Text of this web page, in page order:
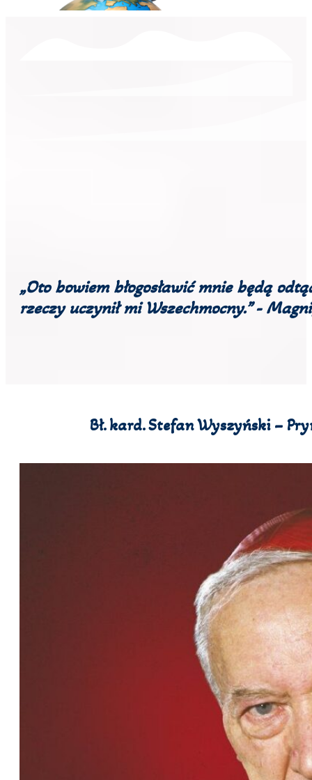
„Oto bowiem błogosławić mnie będą
rzeczy uczynił mi Wszechmocny.” -
Bł. kard. Stefan Wyszyński –